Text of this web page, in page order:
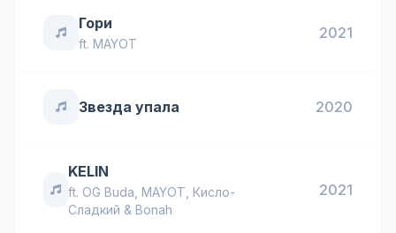
Гори
ft. MAYOT
2021
Звезда упала 2020
KELIN
ft. OG Buda ,MAYOT ,Кисло-
Сладкий & Bonah
2021